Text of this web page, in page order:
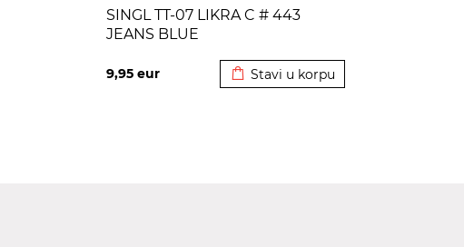
SINGL TT-07 LIKRA C # 443
JEANS BLUE
9,95 eur Stavi u korpu